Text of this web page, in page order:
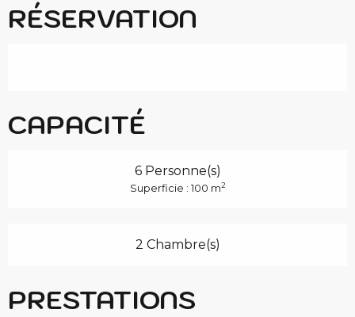
RÉSERVATION
CAPACITÉ
6 Personne(s)
Superficie : 100 m2
2 Chambre(s)
PRESTATIONS